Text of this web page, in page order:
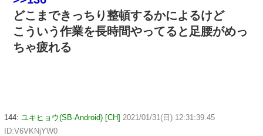
どこまできっちり整頓するかによるけど
こういう作業を長時間やってると足腰がめっ
ちゃ疲れる
144: ユキヒョウ(SB-Android) [CH] 2021/01/31(日) 12:31:39.45
ID:V6VKNjYW0